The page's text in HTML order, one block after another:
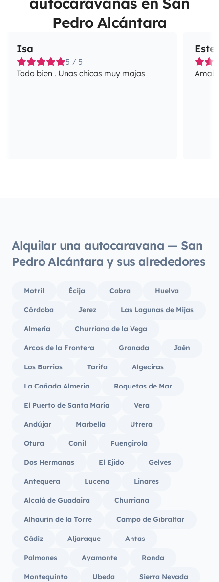
Pedro Alcántara
Isa
5 / 5
Todo bien . Unas chicas muy majas
Alquilar una autocaravana — San
Pedro Alcántara y sus alrededores
Motril Écija Cabra Huelva
Córdoba Jerez Las Lagunas de Mijas
Almería Churriana de la Vega
Arcos de la Frontera Granada Jaén
Los Barrios Tarifa Algeciras
La Cañada Almeria Roquetas de Mar
El Puerto de Santa María Vera
Andújar Marbella Utrera
Otura Conil Fuengirola
Dos Hermanas El Ejido Gelves
Antequera Lucena Linares
Alcalá de Guadaira Churriana
Alhaurín de la Torre Campo de Gibraltar
Cádiz Aljaraque Antas
Palmones Ayamonte Ronda
Montequinto Ubeda Sierra Nevada